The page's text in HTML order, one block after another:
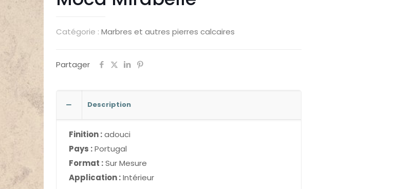
Catégorie : Marbres et autres pierres calcaires
Partager
Description
Finition :adouci
Pays :Portugal
Format :Sur Mesure
Application :Intérieur